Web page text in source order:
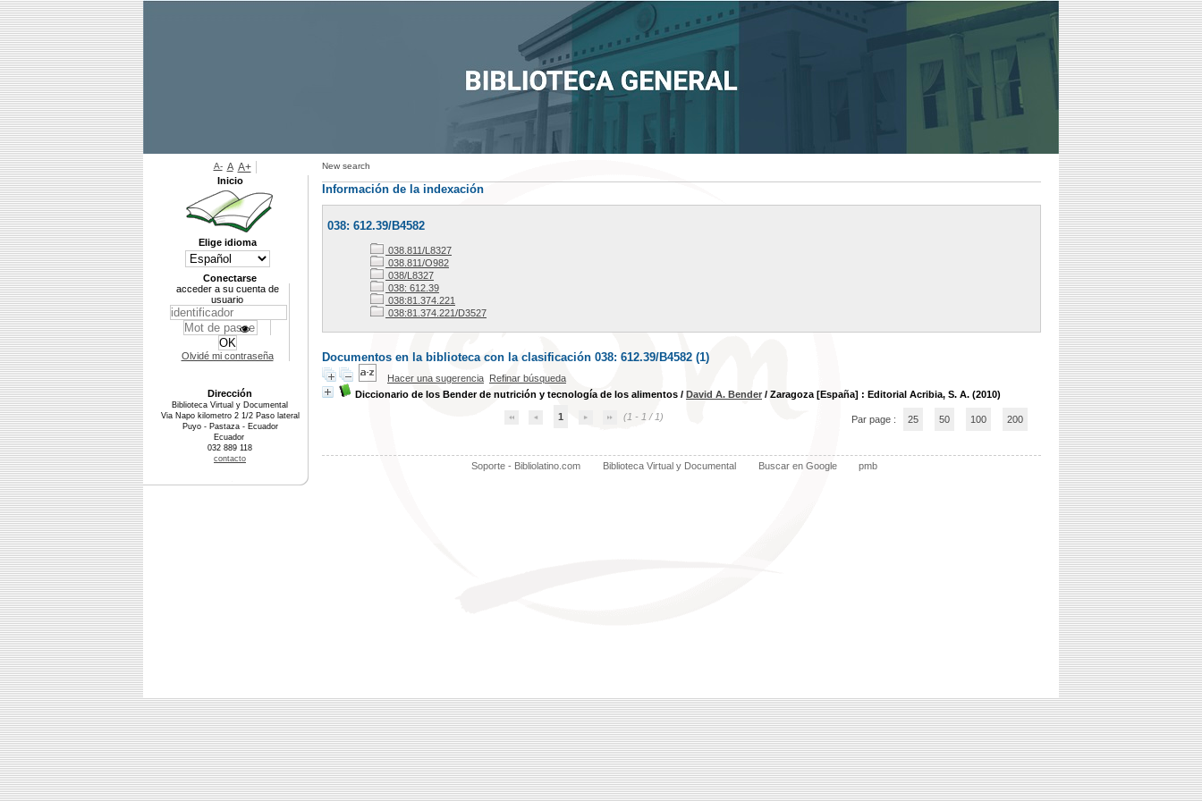
New search
Información de la indexación
038: 612.39/B4582
038.811/L8327
038.811/O982
038/L8327
038: 612.39
038:81.374.221
038:81.374.221/D3527
Documentos en la biblioteca con la clasificación 038: 612.39/B4582 (1)
Hacer una sugerencia Refinar búsqueda
Diccionario de los Bender de nutrición y tecnología de los alimentos / David A. Bender / Zaragoza [España] : Editorial Acribia, S. A. (2010)
1 (1 - 1 / 1) Par page : 25 50 100 200
Soporte - Bibliolatino.com Biblioteca Virtual y Documental Buscar en Google pmb
A- A A+
Inicio
Elige idioma
Conectarse
acceder a su cuenta de
usuario
Olvidé mi contraseña
Dirección
Biblioteca Virtual y Documental
Via Napo kilometro 2 1/2 Paso lateral
Puyo - Pastaza - Ecuador
Ecuador
032 889 118
contacto